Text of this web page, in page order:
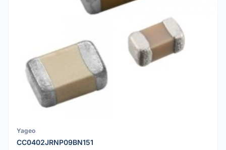
Yageo
CC0402JRNP09BN151